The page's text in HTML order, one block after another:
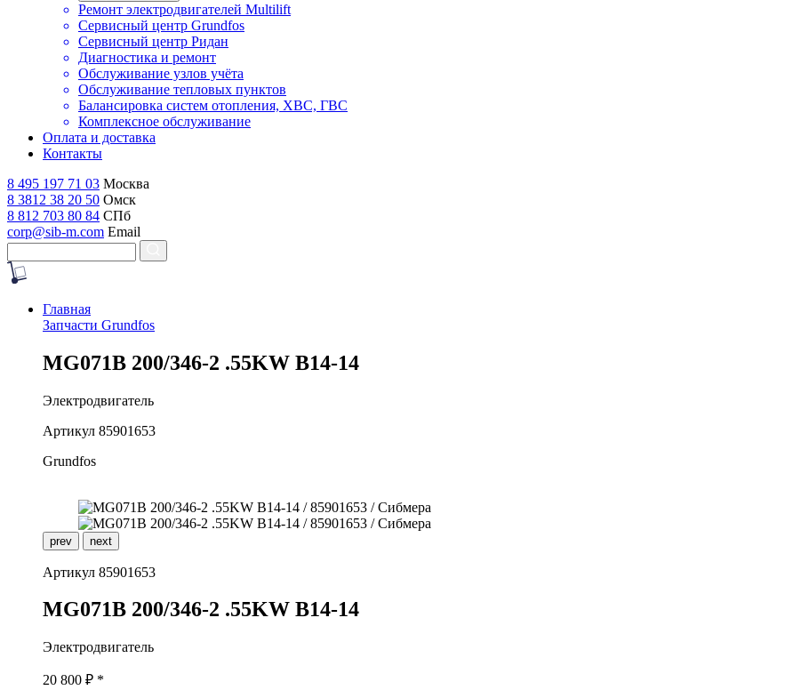
Ремонт электродвигателей Multilift
Сервисный центр Grundfos
Сервисный центр Ридан
Диагностика и ремонт
Обслуживание узлов учёта
Обслуживание тепловых пунктов
Балансировка систем отопления, ХВС, ГВС
Комплексное обслуживание
Оплата и доставка
Контакты
8 495 197 71 03 Москва
8 3812 38 20 50 Омск
8 812 703 80 84 СПб
corp@sib-m.com Email
Главная
Запчасти Grundfos
MG071B 200/346-2 .55KW B14-14
Электродвигатель
Артикул 85901653
Grundfos
prev next
Артикул 85901653
MG071B 200/346-2 .55KW B14-14
Электродвигатель
20 800 ₽ *